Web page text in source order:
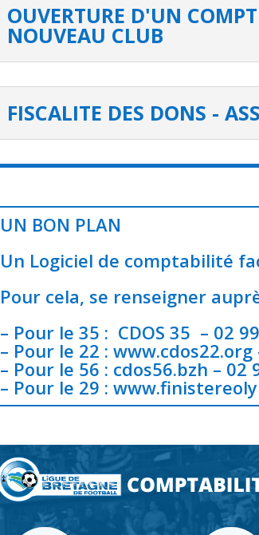
OUVERTURE D'UN
NOUVEAU CLUB
FISCALITE DES DONS -
UN BON PLAN
Un Logiciel de comptabilité
Pour cela, se renseigner
– Pour le 35 : CDOS 35 – 02
– Pour le 22 : www.cdos22.org
– Pour le 56 : cdos56.bzh – 02
– Pour le 29 :